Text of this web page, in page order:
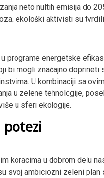
neto nultih emisija do
ekološki aktivisti su
u programe energetske
bi mogli značajno
U kombinaciji sa
u zelene tehnologije,
u sferi ekologije.
potezi
koracima u dobrom delu
svoj ambiciozni zeleni